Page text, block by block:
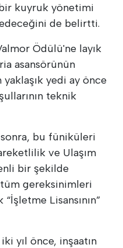
kuyruk yönetimi
de belirtti.
Ödülü'ne layık
asansörünün
yaklaşık yedi ay önce
teknik
bu füniküleri
ve Ulaşım
bir şekilde
gereksinimleri
“İşletme Lisansının”
yıl önce, inşaatın